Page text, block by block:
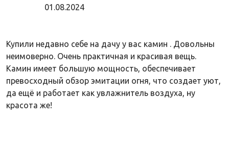
01.08.2024
Купили недавно себе на дачу у вас камин . Довольны
неимоверно. Очень практичная и красивая вещь.
Камин имеет большую мощность, обеспечивает
превосходный обзор эмитации огня, что создает уют,
да ещё и работает как увлажнитель воздуха, ну
красота же!